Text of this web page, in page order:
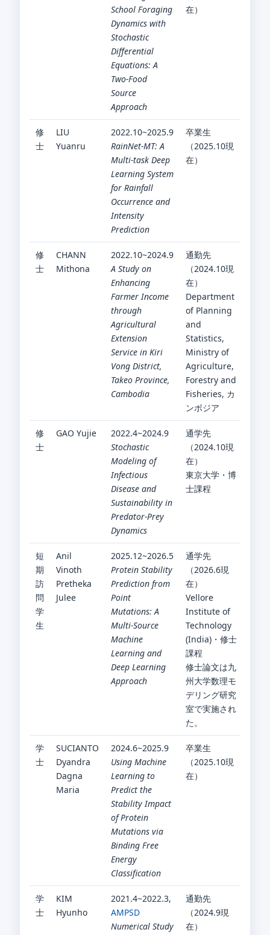
School Foraging
Dynamics with
Stochastic
Differential
Equations: A
Two-Food
Source
Approach
在）
修
士
LIU
Yuanru
2022.10~2025.9
RainNet-MT: A
Multi-task Deep
Learning System
for Rainfall
Occurrence and
Intensity
Prediction
卒業生
（2025.10現
在）
修
士
CHANN
Mithona
2022.10~2024.9
A Study on
Enhancing
Farmer Income
through
Agricultural
Extension
Service in Kiri
Vong District,
Takeo Province,
Cambodia
通勤先
（2024.10現
在）
Department
of Planning
and
Statistics,
Ministry of
Agriculture,
Forestry and
Fisheries, カ
ンボジア
修
士
GAO Yujie
2022.4~2024.9
Stochastic
Modeling of
Infectious
Disease and
Sustainability in
Predator-Prey
Dynamics
通学先
（2024.10現
在）
東京大学・博
士課程
短
期
訪
問
学
生
Anil
Vinoth
Pretheka
Julee
2025.12~2026.5
Protein Stability
Prediction from
Point
Mutations: A
Multi-Source
Machine
Learning and
Deep Learning
Approach
通学先
（2026.6現
在）
Vellore
Institute of
Technology
(India)・修士
課程
修士論文は九
州大学数理モ
デリング研究
室で実施され
た。
学
士
SUCIANTO
Dyandra
Dagna
Maria
2024.6~2025.9
Using Machine
Learning to
Predict the
Stability Impact
of Protein
Mutations via
Binding Free
Energy
Classification
卒業生
（2025.10現
在）
学
士
KIM
Hyunho
2021.4~2022.3,
AMPSD
Numerical Study
通勤先
（2024.9現
在）